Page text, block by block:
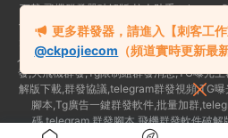
下載,飛機群發器破解版,拉人助手,telegram
件,Telegram怎麽群發,協議号注冊機,TG機
費版,私信軟件,tg群發廣告,telegram群發
人軟件,telegram批量群發,群發器破解版,曝
發,大飛機群發,Tg限制組群發消息,TG曝光
解版下載,群發協議,telegram群發視頻,TG
腳本,Tg廣告一鍵群發軟件,批量加群
碼,telegram 群發腳本,飛機群發軟件破
更多群發器，請進入【刺客工
@ckpojiecom （頻道實時更新最